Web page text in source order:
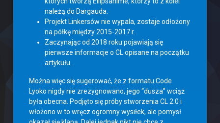
należą do Dargauda.
Projekt Linkersów nie wypala, zostaje odłożony
na półkę między 2015-2017 r.
Zaczynając od 2018 roku pojawiają się
pierwsze informacje o CL opisane na początku
artykułu.
Można więc się sugerować, że z formatu Code
Lyoko nigdy nie zrezygnowano, jego “dusza” wciąż
była obecna. Podjęto się próby stworzenia CL 2.0 i
włożono w to wręcz ogromny wysiłek, ale pomysł